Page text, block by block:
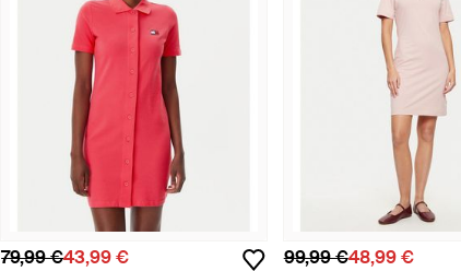
79,99 €43,99 € 99,99 €48,99 €